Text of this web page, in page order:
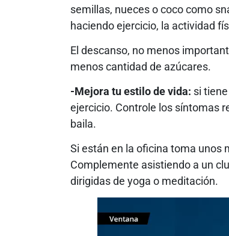
semillas, nueces o coco como
haciendo ejercicio, la actividad
El descanso, no menos
menos cantidad de azúcares.
-Mejora tu estilo de vida: si
ejercicio. Controle los síntomas
baila.
Si están en la oficina toma unos
Complemente asistiendo a un
dirigidas de yoga o meditación.